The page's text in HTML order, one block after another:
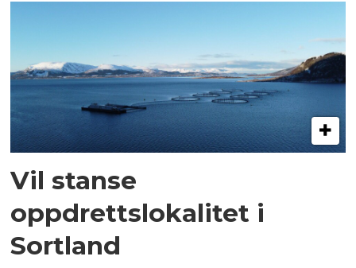
Vil stanse
oppdrettslokalitet i
Sortland